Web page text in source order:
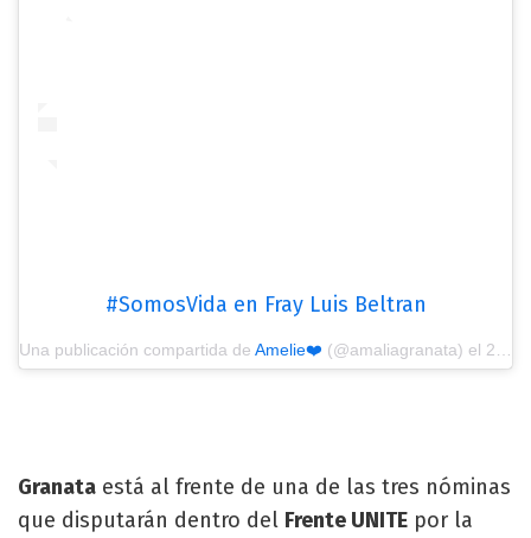
#SomosVida en Fray Luis Beltran
Una publicación compartida de Amelie❤️ (@amaliagranata) el 26 Mar, 2019 a las 4:07 PDT
Granata está al frente de una de las tres nóminas
que disputarán dentro del Frente UNITE por la